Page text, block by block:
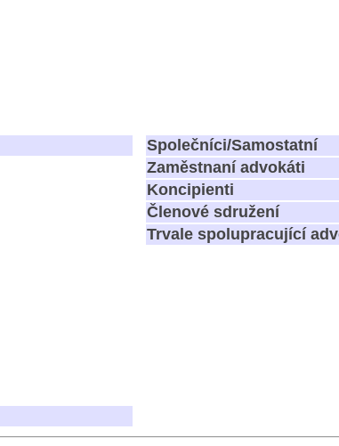
Společníci/Samostatní
Zaměstnaní advokáti
Koncipienti
Členové sdružení
Trvale spolupracující